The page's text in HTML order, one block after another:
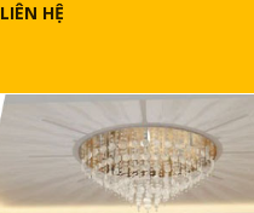
LIÊN HỆ